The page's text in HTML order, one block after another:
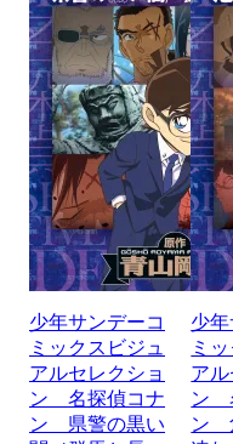
少年サンデーコ
ミックスビジュ
アルセレクショ
ン 名探偵コナ
ン 県警の黒い
少
ミ
ア
ン
ン